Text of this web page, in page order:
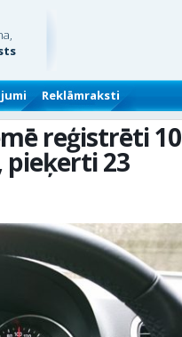
Reklāmraksti
reģistrēti 10
pieķerti 23